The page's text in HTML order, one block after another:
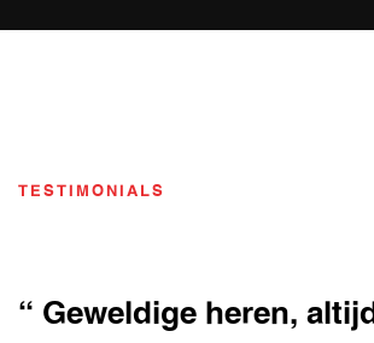
TESTIMONIALS
“ Geweldige heren, altijd